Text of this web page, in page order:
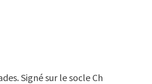
Signé sur le socle Ch